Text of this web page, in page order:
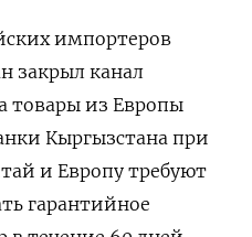
импортеров
закрыл канал
товары из Европы
Кыргызстана при
и Европу требуют
гарантийное